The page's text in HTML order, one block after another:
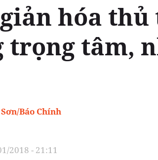
hóa thủ
trọng tâm,
Báo Chính
2018 - 21:11